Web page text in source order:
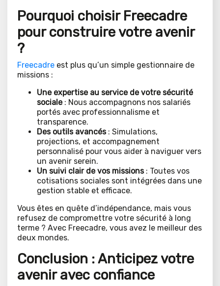
Pourquoi choisir Freecadre
pour construire votre avenir
?
Freecadre est plus qu’un simple gestionnaire de
missions :
Une expertise au service de votre sécurité
sociale: Nous accompagnons nos salariés
portés avec professionnalisme et
transparence.
Des outils avancés: Simulations,
projections, et accompagnement
personnalisé pour vous aider à naviguer vers
un avenir serein.
Un suivi clair de vos missions: Toutes vos
cotisations sociales sont intégrées dans une
gestion stable et efficace.
Vous êtes en quête d’indépendance, mais vous
refusez de compromettre votre sécurité à long
terme ? Avec Freecadre, vous avez le meilleur des
deux mondes.
Conclusion : Anticipez votre
avenir avec confiance